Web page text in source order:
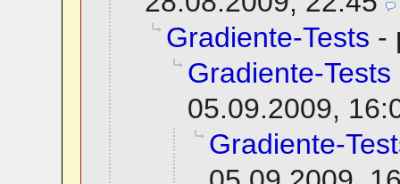
Gradiente-Tests -
Gradiente-Tests
05.09.2009,
Gradiente-